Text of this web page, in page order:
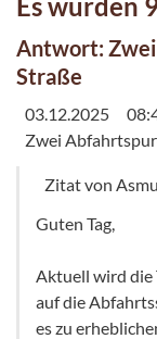
Antwort:
Straße
03.12.2025
Zwei
Zitat von
Guten Tag,
Aktuell wird die
auf die
es zu